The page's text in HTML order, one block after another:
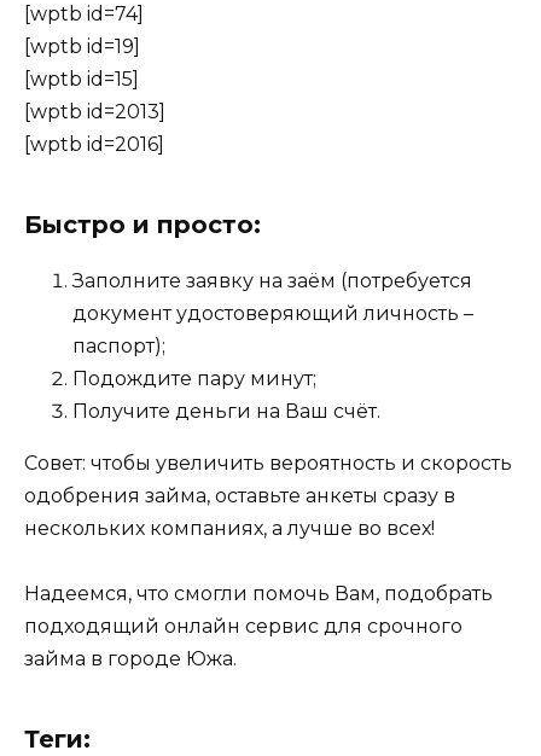
[wptb id=74]
[wptb id=19]
[wptb id=15]
[wptb id=2013]
[wptb id=2016]
Быстро и просто:
Заполните заявку на заём (потребуется
документ удостоверяющий личность –
паспорт);
Подождите пару минут;
Получите деньги на Ваш счёт.
Совет: чтобы увеличить вероятность и скорость
одобрения займа, оставьте анкеты сразу в
нескольких компаниях, а лучше во всех!
Надеемся, что смогли помочь Вам, подобрать
подходящий онлайн сервис для срочного
займа в городе Южа.
Теги: